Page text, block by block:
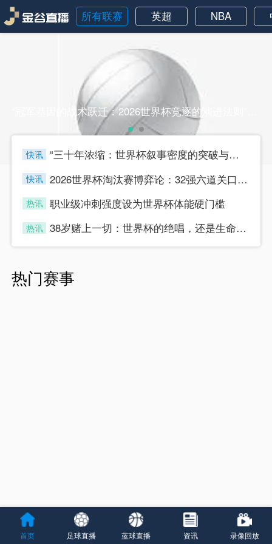
所有联赛 英超 NBA
快讯
“三十年浓缩：世界杯叙事密度的突破与节奏迭代”
快讯
2026世界杯淘汰赛博弈论：32强六道关口的战术嬗变与晋级路径推演
热讯 职业级冲刺强度设为世界杯体能硬门槛
热讯
38岁赌上一切：世界杯的绝唱，还是生命的最后冲刺？
热门赛事
首页 足球直播 蓝球直播 资讯 录像回放